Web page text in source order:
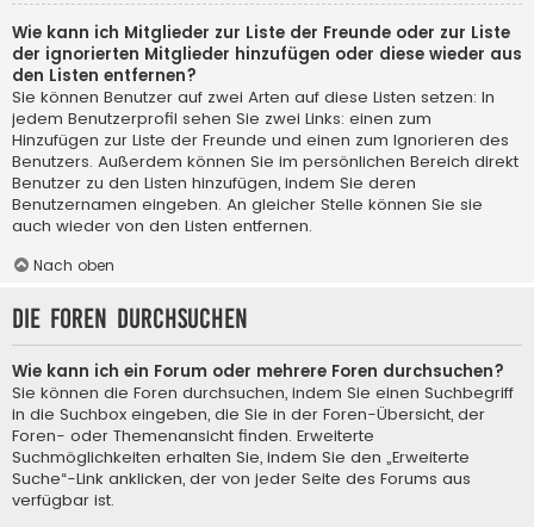
Wie kann ich Mitglieder zur Liste der Freunde oder zur Liste
der ignorierten Mitglieder hinzufügen oder diese wieder aus
den Listen entfernen?
Sie können Benutzer auf zwei Arten auf diese Listen setzen: In
jedem Benutzerprofil sehen Sie zwei Links: einen zum
Hinzufügen zur Liste der Freunde und einen zum Ignorieren des
Benutzers. Außerdem können Sie im persönlichen Bereich direkt
Benutzer zu den Listen hinzufügen, indem Sie deren
Benutzernamen eingeben. An gleicher Stelle können Sie sie
auch wieder von den Listen entfernen.
Nach oben
Die Foren durchsuchen
Wie kann ich ein Forum oder mehrere Foren durchsuchen?
Sie können die Foren durchsuchen, indem Sie einen Suchbegriff
in die Suchbox eingeben, die Sie in der Foren-Übersicht, der
Foren- oder Themenansicht finden. Erweiterte
Suchmöglichkeiten erhalten Sie, indem Sie den „Erweiterte
Suche“-Link anklicken, der von jeder Seite des Forums aus
verfügbar ist.